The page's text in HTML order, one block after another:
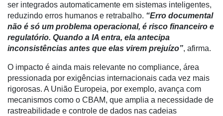
Notícias
Destaque
Mercado
Troca
de
Cadeira
Artigos
ser integrados automaticamente em sistemas inteligentes,
reduzindo erros humanos e retrabalho. “Erro documental
não é só um problema operacional, é risco financeiro e
regulatório. Quando a IA entra, ela antecipa
inconsistências antes que elas virem prejuízo”, afirma.
O impacto é ainda mais relevante no compliance, área
pressionada por exigências internacionais cada vez mais
rigorosas. A União Europeia, por exemplo, avança com
mecanismos como o CBAM, que amplia a necessidade de
rastreabilidade e controle de dados nas cadeias